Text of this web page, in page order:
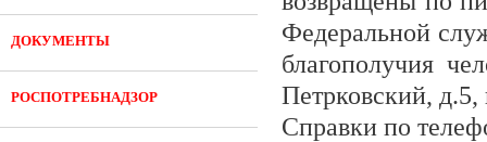
ДОКУМЕНТЫ
РОСПОТРЕБНАДЗОР
Федеральной
благополучия
Петрковский, д.5,
Справки по